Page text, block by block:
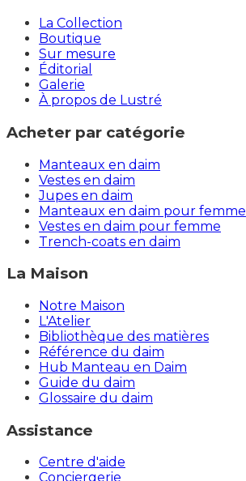
La Collection
Boutique
Sur mesure
Éditorial
Galerie
À propos de Lustré
Acheter par catégorie
Manteaux en daim
Vestes en daim
Jupes en daim
Manteaux en daim pour femme
Vestes en daim pour femme
Trench-coats en daim
La Maison
Notre Maison
L'Atelier
Bibliothèque des matières
Référence du daim
Hub Manteau en Daim
Guide du daim
Glossaire du daim
Assistance
Centre d'aide
Conciergerie